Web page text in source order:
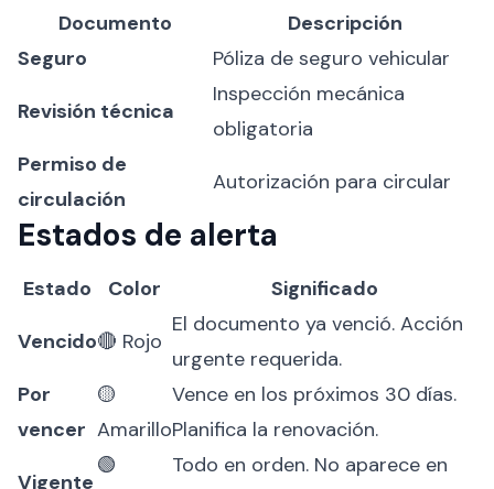
Documento
Descripción
Seguro
Póliza de seguro vehicular
Revisión técnica
Inspección mecánica
obligatoria
Permiso de
circulación
Autorización para circular
Estados de alerta
Estado Color
Significado
Vencido🔴 Rojo
El documento ya venció. Acción
urgente requerida.
Por
vencer
🟡
Amarillo
Vence en los próximos 30 días.
Planifica la renovación.
Vigente
🟢
Todo en orden. No aparece en